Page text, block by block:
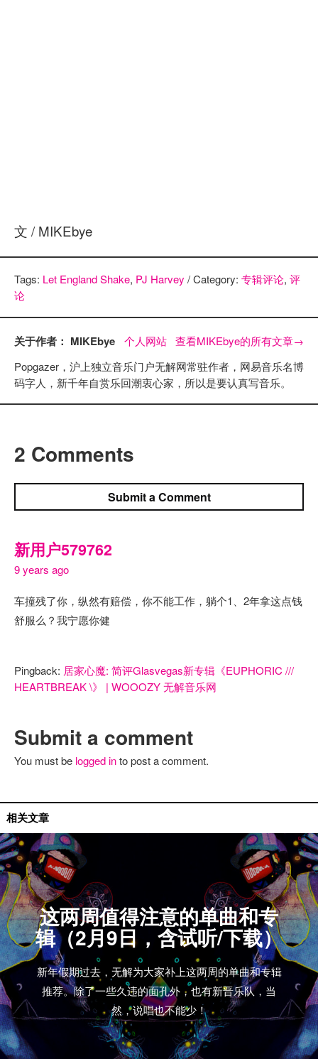
文 / MIKEbye
Tags: Let England Shake, PJ Harvey / Category: 专辑评论, 评
论
关于作者： MIKEbye 个人网站 查看MIKEbye的所有文章→
Popgazer，沪上独立音乐门户无解网常驻作者，网易音乐名博
码字人，新千年自赏乐回潮衷心家，所以是要认真写音乐。
2 Comments
Submit a Comment
新用户579762
9 years ago
车撞残了你，纵然有赔偿，你不能工作，躺个1、2年拿这点钱
舒服么？我宁愿你健
Pingback: 居家心魔: 简评Glasvegas新专辑《EUPHORIC ///
HEARTBREAK \》 | WOOOZY 无解音乐网
Submit a comment
You must be logged into post a comment.
相关文章
这两周值得注意的单曲和专
辑（2月9日，含试听/下载）
新年假期过去，无解为大家补上这两周的单曲和专辑
推荐。除了一些久违的面孔外，也有新晋乐队，当
然，说唱也不能少！
单曲推荐